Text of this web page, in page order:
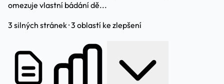
omezuje vlastní bádání dě...
3 silných stránek · 3 oblastí ke zlepšení